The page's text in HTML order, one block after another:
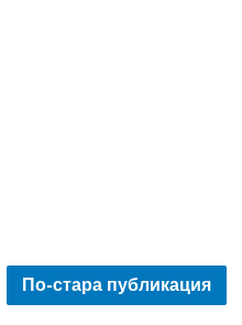
По-стара публикация